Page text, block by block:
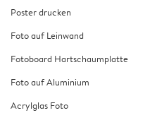
Poster drucken
Foto auf Leinwand
Fotoboard Hartschaumplatte
Foto auf Aluminium
Acrylglas Foto